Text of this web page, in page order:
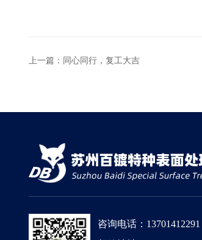
上一篇：同心同行，复工大吉
咨询电话：13701412291